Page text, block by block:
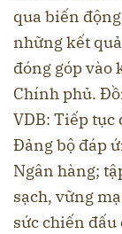
qua biến
những kết
đóng góp vào
Chính phủ.
VDB: Tiếp tục
Đảng bộ đáp
Ngân hàng;
sạch, vững
sức chiến đấu